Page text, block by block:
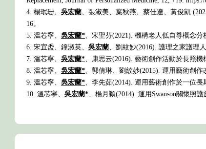
4. 楊珉珊、 吳宏蘭、張淑美、葉秋燕、蔡佳達、黃俊凱
16。
5. 溫芯寧、 吳宏蘭*、宋聖芬(2021). 機構老人低自尊概念分
6. 宋宜盉、鐘淑英、 吳宏蘭、劉紋妙(2016). 護理之家護理
7. 溫芯寧、 吳宏蘭*、康思云(2016). 藝術創作活動於長照
8. 溫芯寧、 吳宏蘭*、郭倩琳、劉紋妙(2015). 運用藝術創
9. 溫芯寧、 吳宏蘭*、李先茹(2014). 運用藝術創作於一位
10. 溫芯寧、 吳宏蘭*、楊月穎(2014). 運用Swanson關懷照